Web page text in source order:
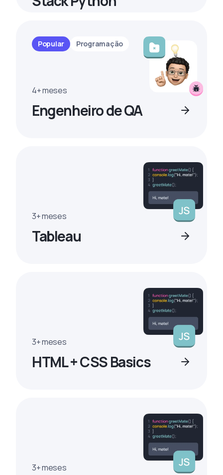
Popular Programação
4+ meses
Engenheiro de QA
3+ meses
Tableau
3+ meses
HTML + CSS Basics
3+ meses